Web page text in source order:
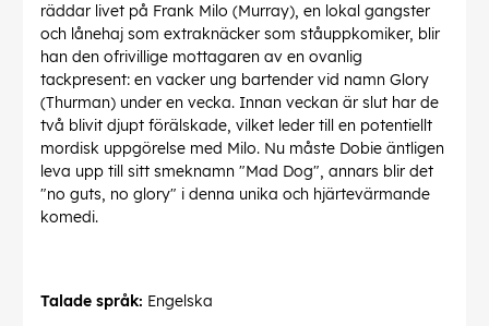
räddar livet på Frank Milo (Murray), en lokal gangster
och lånehaj som extraknäcker som ståuppkomiker, blir
han den ofrivillige mottagaren av en ovanlig
tackpresent: en vacker ung bartender vid namn Glory
(Thurman) under en vecka. Innan veckan är slut har de
två blivit djupt förälskade, vilket leder till en potentiellt
mordisk uppgörelse med Milo. Nu måste Dobie äntligen
leva upp till sitt smeknamn "Mad Dog", annars blir det
"no guts, no glory" i denna unika och hjärtevärmande
komedi.
Talade språk: Engelska